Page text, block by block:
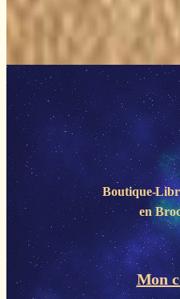
Boutique-
en
Mon